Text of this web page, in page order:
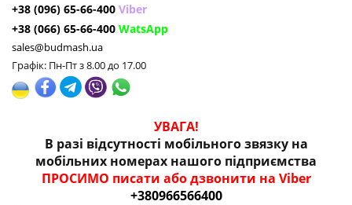
+38 (096) 65-66-400 Viber
+38 (066) 65-66-400 WatsApp
sales@budmash.ua
Графік: Пн-Пт з 8.00 до 17.00
УВАГА!
В разі відсутності мобільного звязку на
мобільних номерах нашого підприємства
ПРОСИМО писати або дзвонити на Viber
+380966566400